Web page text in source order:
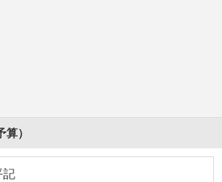
）
記